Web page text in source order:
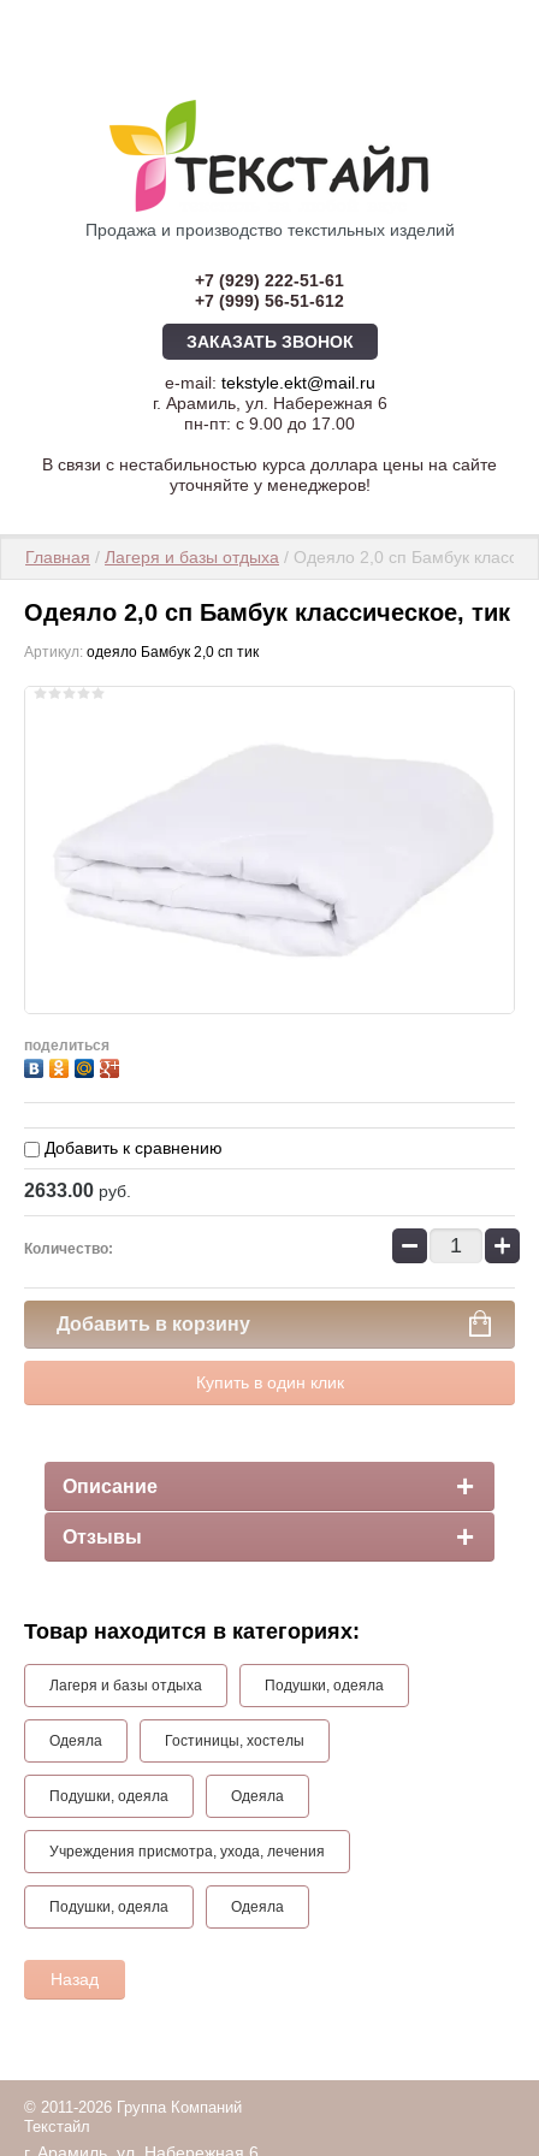
Продажа и производство текстильных изделий
+7 (929) 222-51-61
+7 (999) 56-51-612
ЗАКАЗАТЬ ЗВОНОК
e-mail: tekstyle.ekt@mail.ru
г. Арамиль, ул. Набережная 6
пн-пт: с 9.00 до 17.00
В связи с нестабильностью курса доллара цены на сайте
уточняйте у менеджеров!
Главная / Лагеря и базы отдыха / Одеяло 2,0 сп Бамбук
Одеяло 2,0 сп Бамбук классическое, тик
Артикул: одеяло Бамбук 2,0 сп тик
поделиться
Добавить к сравнению
2633.00 руб.
Количество: − +
Добавить в корзину
Купить в один клик
Описание
Отзывы
Товар находится в категориях:
Лагеря и базы отдыха Подушки, одеяла
Одеяла Гостиницы, хостелы
Подушки, одеяла Одеяла
Учреждения присмотра, ухода, лечения
Подушки, одеяла Одеяла
Назад
© 2011-2026 Группа Компаний
Текстайл